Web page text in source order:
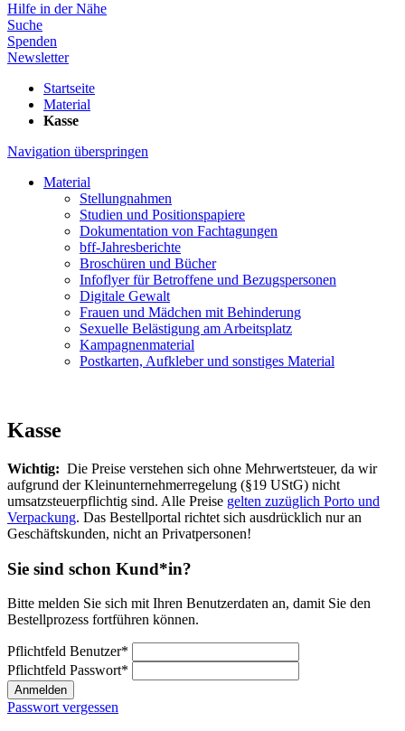
Hilfe in der Nähe
Suche
Spenden
Newsletter
Startseite
Material
Kasse
Navigation überspringen
Material
Stellungnahmen
Studien und Positionspapiere
Dokumentation von Fachtagungen
bff-Jahresberichte
Broschüren und Bücher
Infoflyer für Betroffene und Bezugspersonen
Digitale Gewalt
Frauen und Mädchen mit Behinderung
Sexuelle Belästigung am Arbeitsplatz
Kampagnenmaterial
Postkarten, Aufkleber und sonstiges Material
Kasse
Wichtig: Die Preise verstehen sich ohne Mehrwertsteuer, da wir
aufgrund der Kleinunternehmerregelung (§19 UStG) nicht
umsatzsteuerpflichtig sind. Alle Preise gelten zuzüglich Porto und
Verpackung. Das Bestellportal richtet sich ausdrücklich nur an
Geschäftskunden, nicht an Privatpersonen!
Sie sind schon Kund*in?
Bitte melden Sie sich mit Ihren Benutzerdaten an, damit Sie den
Bestellprozess fortführen können.
Pflichtfeld Benutzer*
Pflichtfeld Passwort*
Anmelden
Passwort vergessen